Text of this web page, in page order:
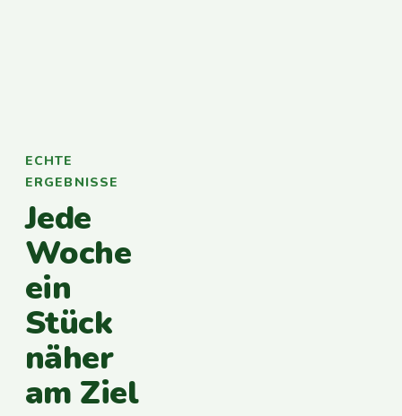
ECHTE
ERGEBNISSE
Jede
Woche
ein
Stück
näher
am Ziel